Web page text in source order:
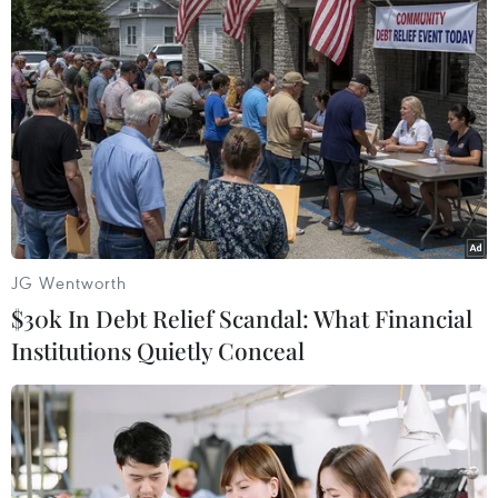
Phát huy vai trò KOL, KOC trong xây
dựng không gian mạng văn minh, an
toàn
10/08/2026 12:15
Phát hiện, quy tập được 256 bộ hài
cốt liệt sỹ tại Công viên Lê Thị Riêng
Thành phố Hồ Chí Minh bắn pháo
hoa tại 7 điểm chào mừng 81 năm
Quốc khánh
10/08/2026 12:00
JG Wentworth
$30k In Debt Relief Scandal: What Financial
Institutions Quietly Conceal